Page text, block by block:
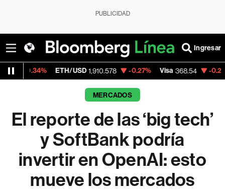
PUBLICIDAD
Ingresar
ETH/USD 1,910.578 -0.27% Visa 368.54 -0.28%
MERCADOS
El reporte de las ‘big tech’
y SoftBank podría
invertir en OpenAI: esto
mueve los mercados